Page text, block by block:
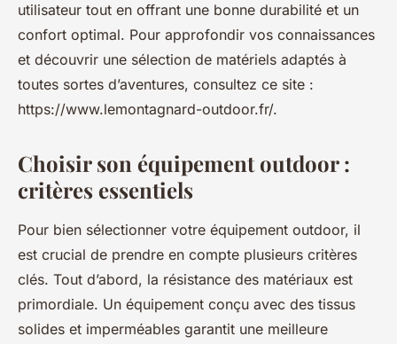
utilisateur tout en offrant une bonne durabilité et un
confort optimal. Pour approfondir vos connaissances
et découvrir une sélection de matériels adaptés à
toutes sortes d’aventures, consultez ce site :
https://www.lemontagnard-outdoor.fr/.
Choisir son équipement outdoor :
critères essentiels
Pour bien sélectionner votre équipement outdoor, il
est crucial de prendre en compte plusieurs critères
clés. Tout d’abord, la résistance des matériaux est
primordiale. Un équipement conçu avec des tissus
solides et imperméables garantit une meilleure